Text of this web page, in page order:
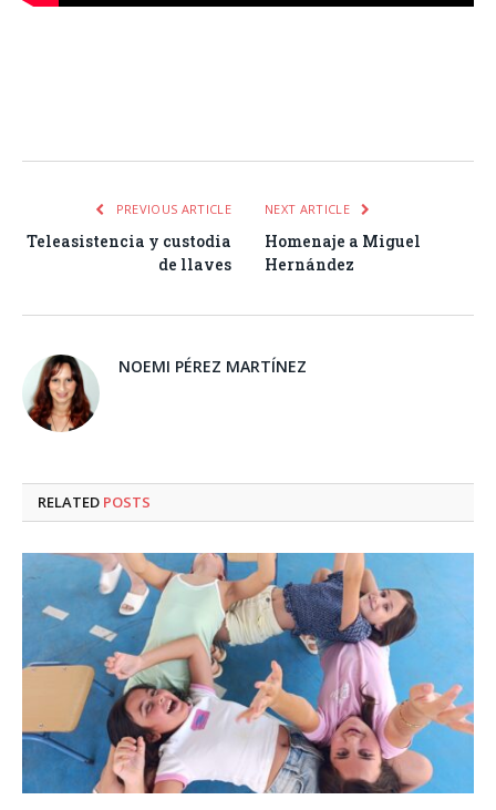
PREVIOUS ARTICLE
Teleasistencia y custodia
de llaves
NEXT ARTICLE
Homenaje a Miguel
Hernández
NOEMI PÉREZ MARTÍNEZ
RELATED POSTS